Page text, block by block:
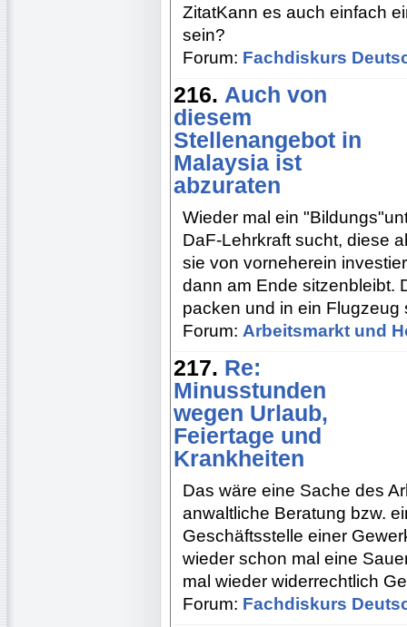
ZitatKann es auch einfach
sein?
Forum: Fachdiskurs
216. Auch von
diesem
Stellenangebot in
Malaysia ist
abzuraten
Wieder mal ein
DaF-Lehrkraft sucht, diese
sie von vorneherein
dann am Ende sitzenbleibt.
packen und in ein Flugzeug
Forum: Arbeitsmarkt und
217. Re:
Minusstunden
wegen Urlaub,
Feiertage und
Krankheiten
Das wäre eine Sache des
anwaltliche Beratung bzw.
Geschäftsstelle einer
wieder schon mal eine
mal wieder widerrechtlich
Forum: Fachdiskurs